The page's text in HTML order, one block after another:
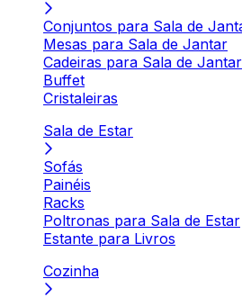
Conjuntos para Sala de
Mesas para Sala de Jantar
Cadeiras para Sala de Jantar
Buffet
Cristaleiras
Sala de Estar
Sofás
Painéis
Racks
Poltronas para Sala de Estar
Estante para Livros
Cozinha